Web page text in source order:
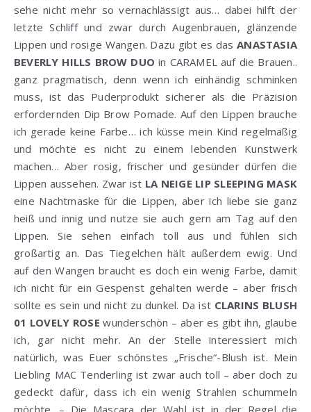
sehe nicht mehr so vernachlässigt aus… dabei hilft der
letzte Schliff und zwar durch Augenbrauen, glänzende
Lippen und rosige Wangen. Dazu gibt es dasANASTASIA
BEVERLY HILLS BROW DUO in CARAMEL auf die Brauen..
ganz pragmatisch, denn wenn ich einhändig schminken
muss, ist das Puderprodukt sicherer als die Präzision
erfordernden Dip Brow Pomade. Auf den Lippen brauche
ich gerade keine Farbe… ich küsse mein Kind regelmäßig
und möchte es nicht zu einem lebenden Kunstwerk
machen… Aber rosig, frischer und gesünder dürfen die
Lippen aussehen. Zwar ist LA NEIGE LIP SLEEPING MASK
eine Nachtmaske für die Lippen, aber ich liebe sie ganz
heiß und innig und nutze sie auch gern am Tag auf den
Lippen. Sie sehen einfach toll aus und fühlen sich
großartig an. Das Tiegelchen hält außerdem ewig. Und
auf den Wangen braucht es doch ein wenig Farbe, damit
ich nicht für ein Gespenst gehalten werde – aber frisch
sollte es sein und nicht zu dunkel. Da ist CLARINS BLUSH
01 LOVELY ROSE wunderschön – aber es gibt ihn, glaube
ich, gar nicht mehr. An der Stelle interessiert mich
natürlich, was Euer schönstes „Frische“-Blush ist. Mein
Liebling MAC Tenderling ist zwar auch toll – aber doch zu
gedeckt dafür, dass ich ein wenig Strahlen schummeln
möchte. – Die Mascara der Wahl ist in der Regel die